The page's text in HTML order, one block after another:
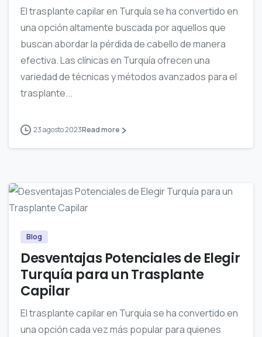
El trasplante capilar en Turquía se ha convertido en
una opción altamente buscada por aquellos que
buscan abordar la pérdida de cabello de manera
efectiva. Las clínicas en Turquía ofrecen una
variedad de técnicas y métodos avanzados para el
trasplante...
23 agosto 2023Read more
0
Blog
Desventajas Potenciales de Elegir
Turquía para un Trasplante
Capilar
El trasplante capilar en Turquía se ha convertido en
una opción cada vez más popular para quienes